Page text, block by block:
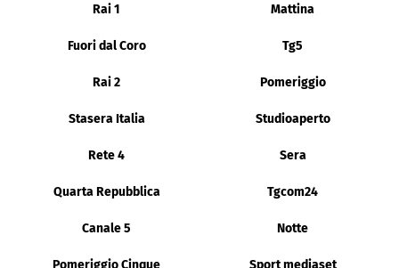
Rai 1 Mattina
Fuori dal Coro Tg5
Rai 2 Pomeriggio
Stasera Italia Studioaperto
Rete 4 Sera
Quarta Repubblica Tgcom24
Canale 5 Notte
Pomeriggio Cinque Sport mediaset